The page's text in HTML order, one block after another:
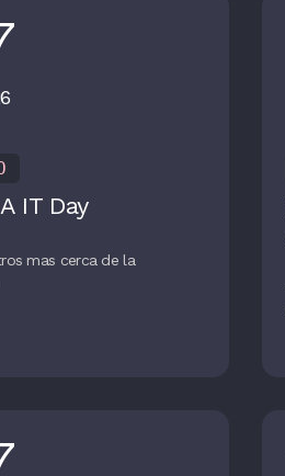
IT Day
mas cerca de la